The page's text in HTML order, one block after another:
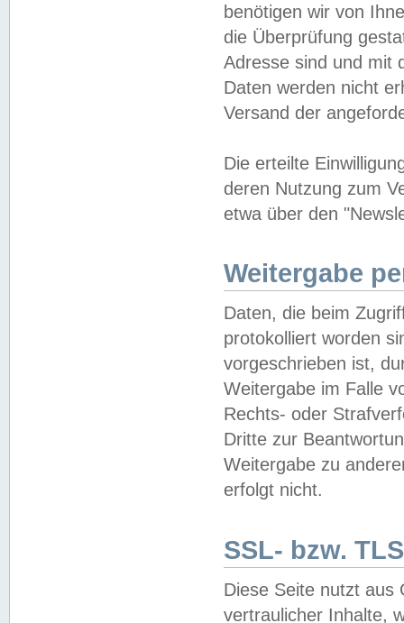
benötigen wir von
die Überprüfung
Adresse sind und mit
Daten werden nicht
Versand der
Die erteilte
deren Nutzung zum
etwa über den
Weitergabe
Daten, die beim
protokolliert worden
vorgeschrieben ist,
Weitergabe im Falle
Rechts- oder
Dritte zur
Weitergabe zu
erfolgt nicht.
SSL- bzw.
Diese Seite nutzt aus
vertraulicher Inhalte,